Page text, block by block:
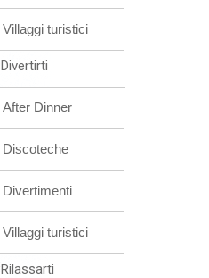
Villaggi turistici
Divertirti
After Dinner
Discoteche
Divertimenti
Villaggi turistici
Rilassarti